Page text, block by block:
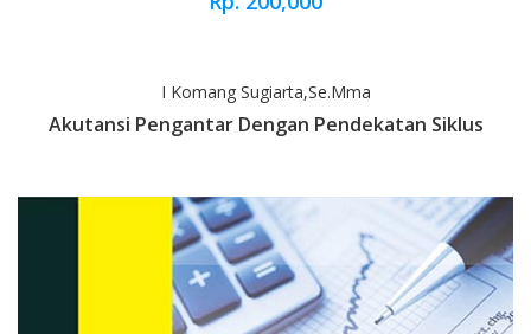
I Komang Sugiarta,Se.Mma
Akutansi Pengantar Dengan Pendekatan Siklus